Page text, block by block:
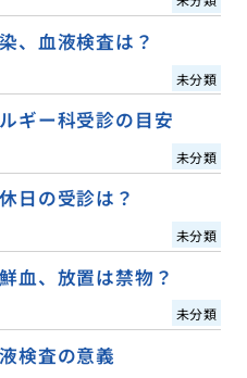
、血液検査は？
未分類
ギー科受診の目安
未分類
日の受診は？
未分類
血、放置は禁物？
未分類
検査の意義